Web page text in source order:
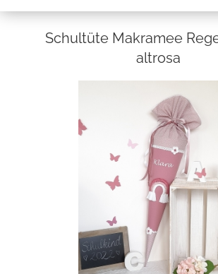
Schul­tü­te Ma­kra­mee
alt­ro­sa